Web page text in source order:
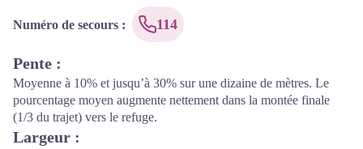
Numéro de secours : 114
Pente :
Moyenne à 10% et jusqu’à 30% sur une dizaine de mètres. Le
pourcentage moyen augmente nettement dans la montée finale
(1/3 du trajet) vers le refuge.
Largeur :